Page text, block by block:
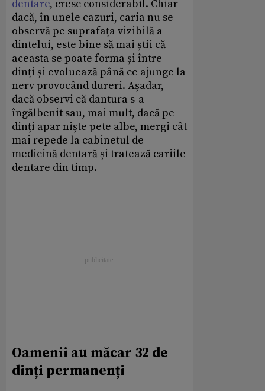
dentare, cresc considerabil. Chiar
dacă, în unele cazuri, caria nu se
observă pe suprafața vizibilă a
dintelui, este bine să mai știi că
aceasta se poate forma și între
dinți și evoluează până ce ajunge la
nerv provocând dureri. Așadar,
dacă observi că dantura s-a
îngălbenit sau, mai mult, dacă pe
dinți apar niște pete albe, mergi cât
mai repede la cabinetul de
medicină dentară și tratează cariile
dentare din timp.
Oamenii au măcar 32 de
dinți permanenți